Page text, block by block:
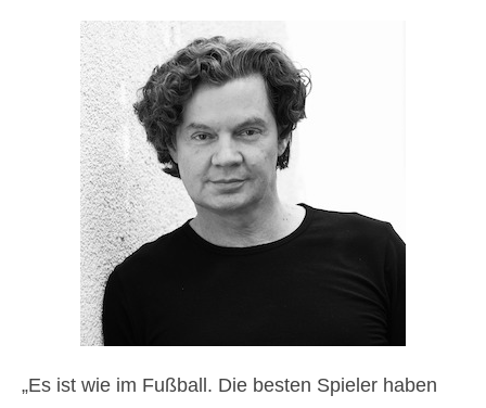
„Es ist wie im Fußball. Die besten Spieler haben